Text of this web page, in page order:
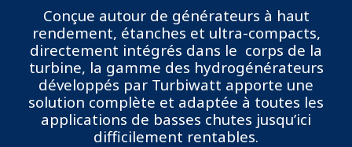
Conçue autour de générateurs à haut
rendement, étanches et ultra-compacts,
directement intégrés dans le corps de la
turbine, la gamme des hydrogénérateurs
développés par Turbiwatt apporte une
solution complète et adaptée à toutes les
applications de basses chutes jusqu’ici
difficilement rentables.